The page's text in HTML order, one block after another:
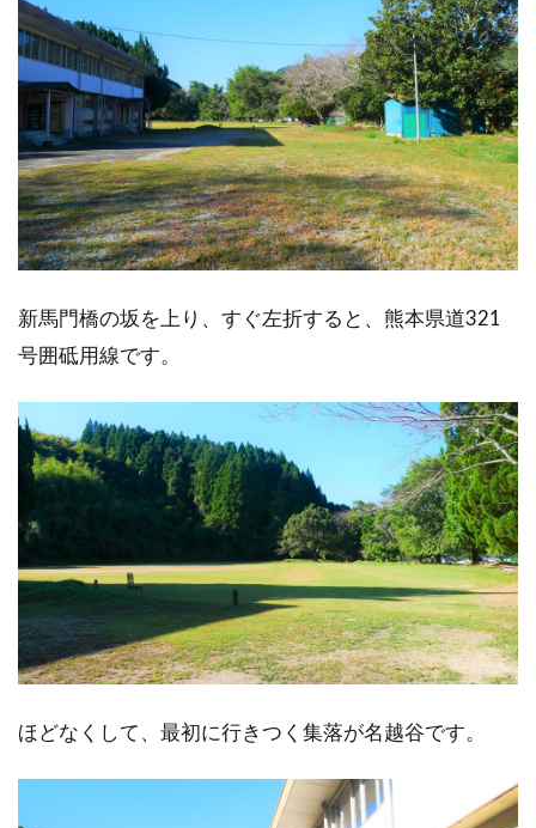
新馬門橋の坂を上り、すぐ左折すると、熊本県道321
号囲砥用線です。
ほどなくして、最初に行きつく集落が名越谷です。